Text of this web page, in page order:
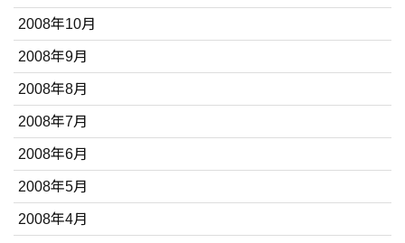
2008年10月
2008年9月
2008年8月
2008年7月
2008年6月
2008年5月
2008年4月